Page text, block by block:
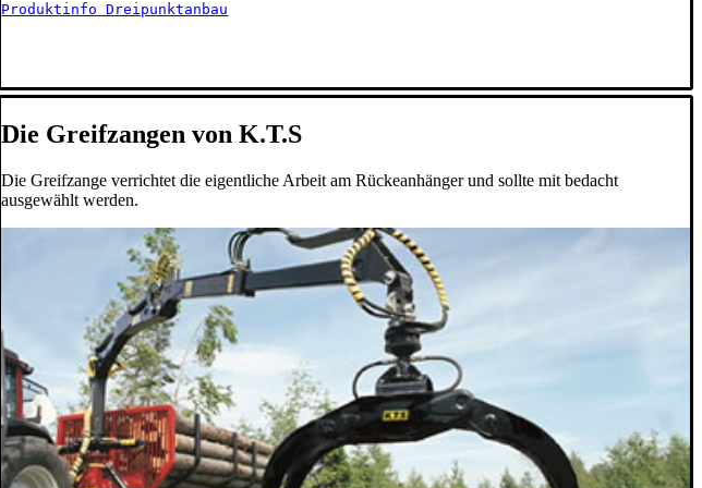
Produktinfo Dreipunktanbau
Die Greifzangen von K.T.S
Die Greifzange verrichtet die eigentliche Arbeit am Rückeanhänger und sollte mit bedacht
ausgewählt werden.